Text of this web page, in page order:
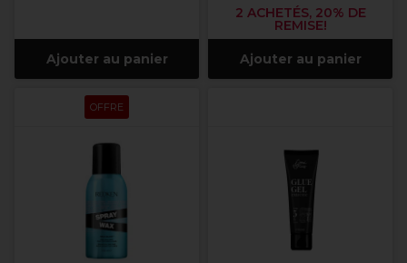
Ajouter au panier
2 ACHETÉS, 20% DE
REMISE!
Ajouter au panier
OFFRE